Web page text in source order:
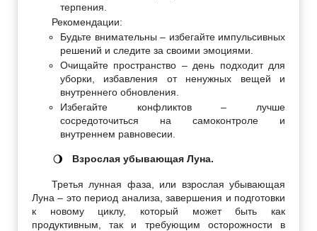
терпения.
Рекомендации:
Будьте внимательны – избегайте импульсивных
решений и следите за своими эмоциями.
Очищайте пространство – день подходит для
уборки, избавления от ненужных вещей и
внутреннего обновления.
Избегайте конфликтов – лучше
сосредоточиться на самоконтроле и
внутреннем равновесии.
🌖 Взрослая убывающая Луна.
Третья лунная фаза, или взрослая убывающая
Луна – это период анализа, завершения и подготовки
к новому циклу, который может быть как
продуктивным, так и требующим осторожности в